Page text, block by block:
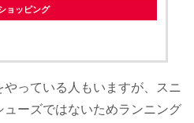
ョッピング
っている人もいますが、スニ
ーズではないためランニング